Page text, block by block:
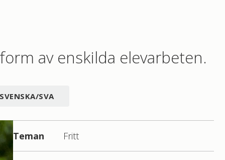
av enskilda elevarbeten.
SVENSKA/SVA
Teman Fritt